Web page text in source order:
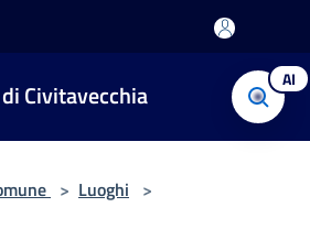
Civitavecchia AI
> Luoghi >